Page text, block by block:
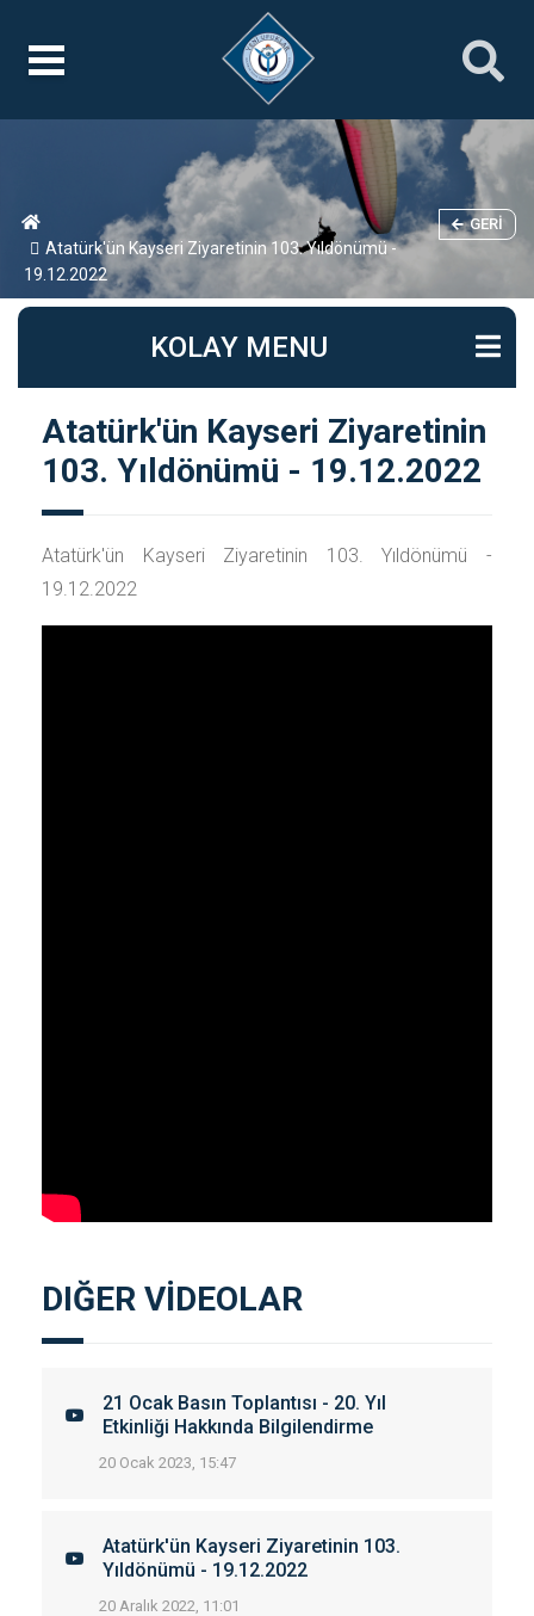
Atatürk'ün Kayseri Ziyaretinin 103. Yıldönümü -
19.12.2022
GERI
KOLAY MENU
Atatürk'ün Kayseri Ziyaretinin
103. Yıldönümü - 19.12.2022
Atatürk'ün Kayseri Ziyaretinin 103. Yıldönümü -
19.12.2022
DIĞER VİDEOLAR
21 Ocak Basın Toplantısı - 20. Yıl
Etkinliği Hakkında Bilgilendirme
20 Ocak 2023, 15:47
Atatürk'ün Kayseri Ziyaretinin 103.
Yıldönümü - 19.12.2022
20 Aralık 2022, 11:01